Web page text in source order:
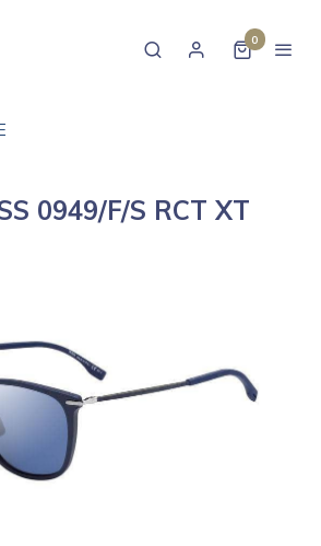
0
0949/F/S RCT XT